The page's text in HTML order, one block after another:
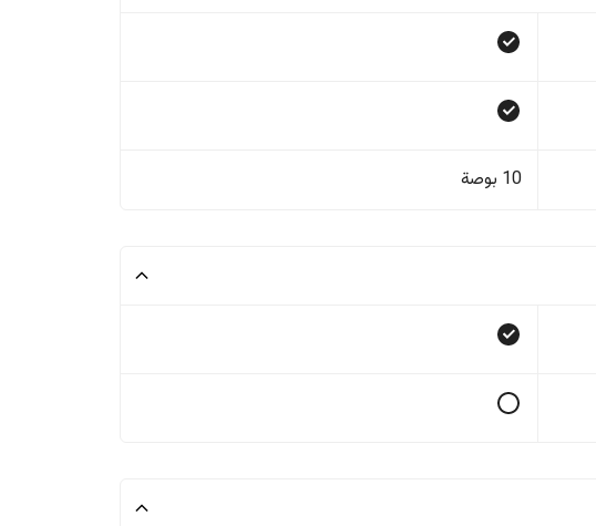
10 بوصة